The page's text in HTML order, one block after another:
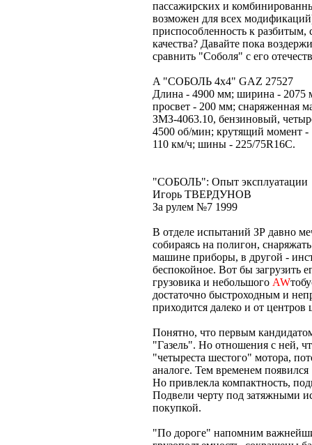
пассажирских и
возможен для всех
приспособленность к
качества? Давайте пока
сравнить "Соболя" с его
A "СОБОЛЬ 4х4" GAZ 27527
Длина - 4900 мм; ширина - 2075
просвет - 200 мм; снаряженная
ЗМЗ-4063.10, бензиновый,
4500 об/мин; крутящий момент -
110 км/ч; шины - 225/75R16С.
"СОБОЛЬ": Опыт эксплуатации
Игорь ТВЕРДУНОВ
За рулем №7 1999
В отделе испытаний ЗР давно
собираясь на полигон,
машине приборы, в другой -
беспокойное. Вот бы загрузить
грузовика и небольшого AW
достаточно быстроходным и
приходится далеко и от
Понятно, что первым
"Газель". Но отношения с ней,
"четыреста шестого" мотора,
аналоге. Тем временем
Но привлекла компактность,
Подвели черту под затяжными
покупкой.
"По дороге" напомним